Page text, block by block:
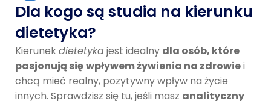
Dla kogo są studia na kierunku
dietetyka?
Kierunekdietetykajest idealny dla osób, które
pasjonują sięwpływem żywienia na zdrowiei
chcą mieć realny, pozytywny wpływ na życie
innych. Sprawdzisz się tu, jeśli masz analityczny